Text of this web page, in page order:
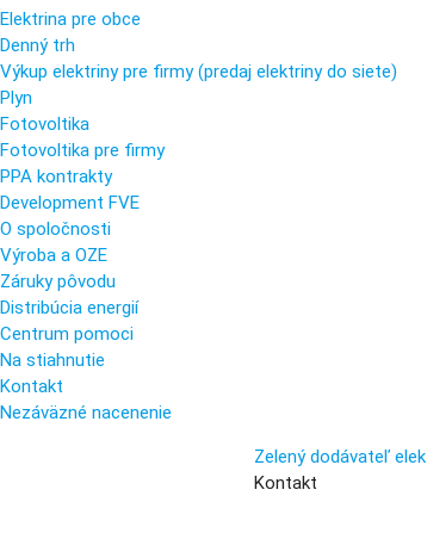
Elektrina pre obce
Denný trh
Výkup elektriny pre firmy (predaj elektriny do siete)
Plyn
Fotovoltika
Fotovoltika pre firmy
PPA kontrakty
Development FVE
O spoločnosti
Výroba a OZE
Záruky pôvodu
Distribúcia energií
Centrum pomoci
Na stiahnutie
Kontakt
Nezáväzné nacenenie
Zelený dodávateľ
Kontakt